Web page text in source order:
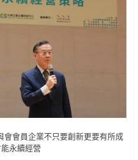
會會員企業不只要創新更要有所成
永續經營